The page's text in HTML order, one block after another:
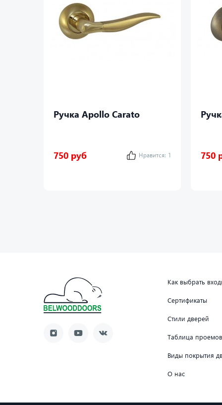
Ручка Apollo Carato
750 руб Нравится: 1 750
Как выбрать
Сертификаты
Стили дверей
Таблица проемов
Виды покрытия
О нас